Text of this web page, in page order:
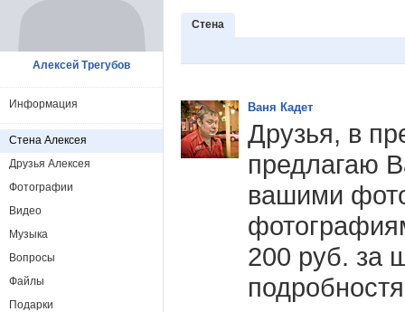
Стена
Ваня Кадет
Друзья, в
предлагаю
вашими
200 руб. за
Алексей Трегубов
Информация
Стена Алексея
Друзья Алексея
Фотографии
Видео
Музыка
Вопросы
Файлы
Подарки